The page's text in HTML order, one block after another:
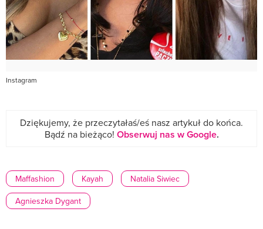
Instagram
Dziękujemy, że przeczytałaś/eś nasz artykuł do końca.
Bądź na bieżąco! Obserwuj nas w Google.
Maffashion Kayah
Natalia Siwiec
Agnieszka Dygant